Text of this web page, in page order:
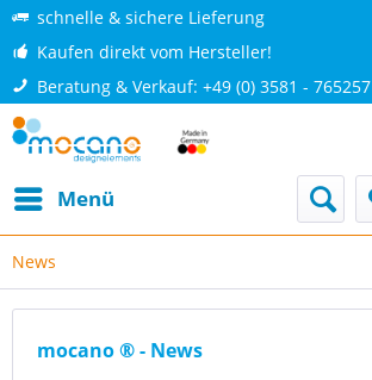
schnelle & sichere Lieferung
Kaufen direkt vom Hersteller!
Beratung & Verkauf: +49 (0) 3581 - 765257
Menü
News
mocano ® - News